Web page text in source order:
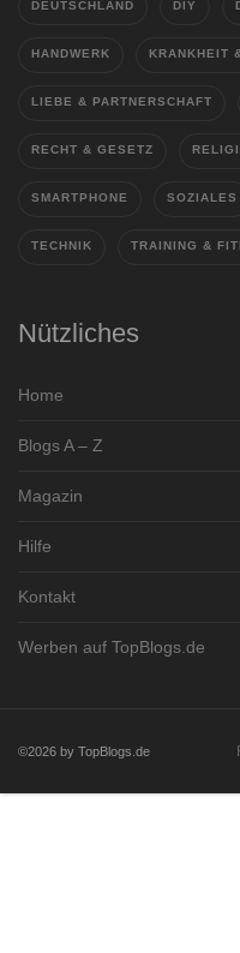
DEUTSCHLAND DIY
HANDWERK KRANKHEIT
LIEBE & PARTNERSCHAFT
RECHT & GESETZ
SMARTPHONE SOZIALES
TECHNIK TRAINING &
Nützliches
Home
Blogs A – Z
Magazin
Hilfe
Kontakt
Werben auf TopBlogs.de
©2026 by TopBlogs.de